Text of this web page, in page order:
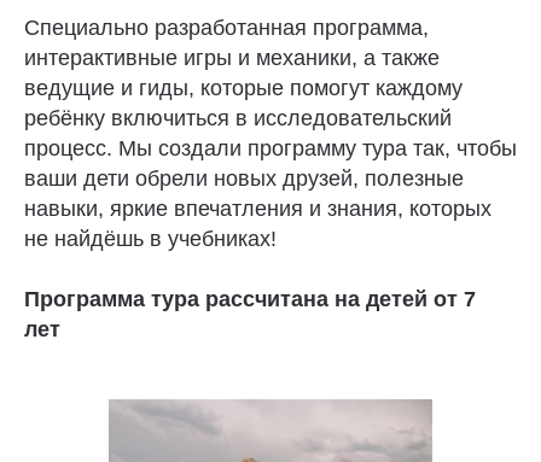
Специально разработанная программа,
интерактивные игры и механики, а также
ведущие и гиды, которые помогут каждому
ребёнку включиться в исследовательский
процесс. Мы создали программу тура так, чтобы
ваши дети обрели новых друзей, полезные
навыки, яркие впечатления и знания, которых
не найдёшь в учебниках!
Программа тура рассчитана на детей от 7
лет